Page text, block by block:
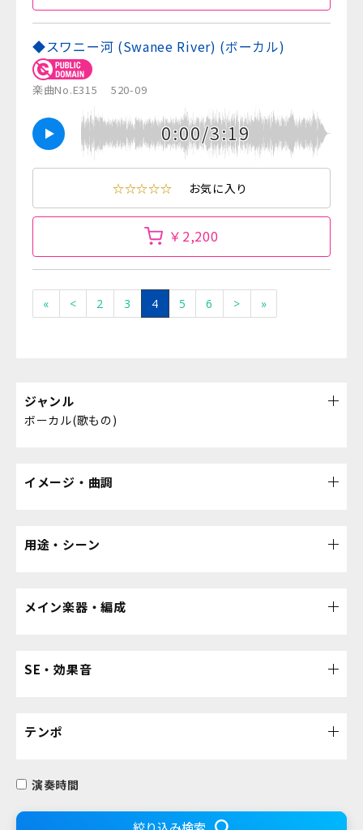
◆スワニー河 (Swanee River) (ボーカル)
楽曲No.E315 520-09
0:00/3:19
☆☆☆☆☆ お気に入り
￥2,200
« < 2 3 4 5 6 > »
ジャンル
ボーカル(歌もの)
イメージ・曲調
用途・シーン
メイン楽器・編成
SE・効果音
テンポ
演奏時間